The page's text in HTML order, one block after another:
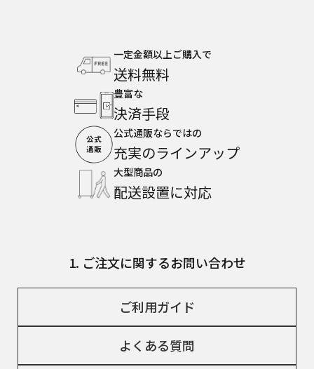
一定金額以上ご購入で
送料無料
豊富な
決済手段
公式通販ならではの
充実のラインアップ
大型商品の
配送設置に対応
1. ご注文に関するお問い合わせ
ご利用ガイド
よくある質問